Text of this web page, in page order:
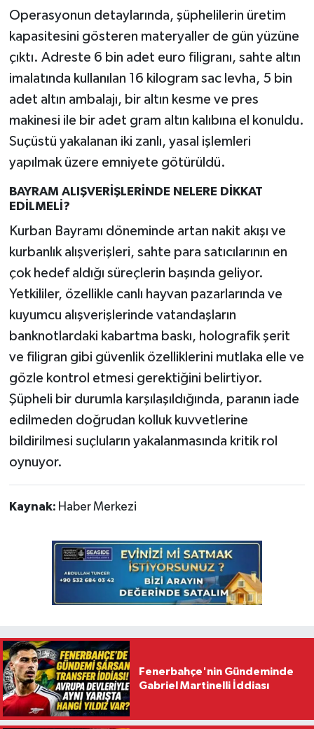
Operasyonun detaylarında, şüphelilerin üretim
kapasitesini gösteren materyaller de gün yüzüne
çıktı. Adreste 6 bin adet euro filigranı, sahte altın
imalatında kullanılan 16 kilogram sac levha, 5 bin
adet altın ambalajı, bir altın kesme ve pres
makinesi ile bir adet gram altın kalıbına el konuldu.
Suçüstü yakalanan iki zanlı, yasal işlemleri
yapılmak üzere emniyete götürüldü.
BAYRAM ALIŞVERİŞLERİNDE NELERE DİKKAT
EDİLMELİ?
Kurban Bayramı döneminde artan nakit akışı ve
kurbanlık alışverişleri, sahte para satıcılarının en
çok hedef aldığı süreçlerin başında geliyor.
Yetkililer, özellikle canlı hayvan pazarlarında ve
kuyumcu alışverişlerinde vatandaşların
banknotlardaki kabartma baskı, holografik şerit
ve filigran gibi güvenlik özelliklerini mutlaka elle ve
gözle kontrol etmesi gerektiğini belirtiyor.
Şüpheli bir durumla karşılaşıldığında, paranın iade
edilmeden doğrudan kolluk kuvvetlerine
bildirilmesi suçluların yakalanmasında kritik rol
oynuyor.
Kaynak: Haber Merkezi
Fenerbahçe'nin Gündeminde
Gabriel Martinelli İddiası